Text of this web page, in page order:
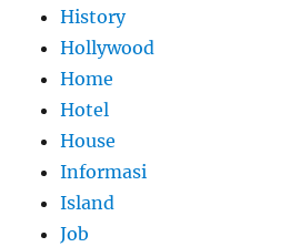
History
Hollywood
Home
Hotel
House
Informasi
Island
Job